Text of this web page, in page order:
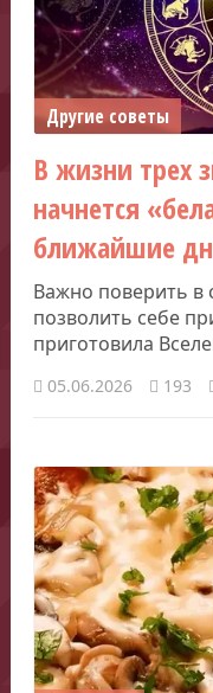
Другие советы
В жизни трех
начнется
ближайшие
Важно поверить в
позволить себе
приготовила
05.06.2026 193